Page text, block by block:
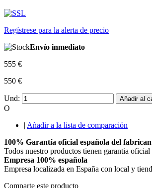
Regístrese para la alerta de precio
Envío inmediato
555 €
550 €
Und: Añadir al
O
| Añadir a la lista de comparación
100% Garantía oficial española del
Todos nuestro productos tienen garantia oficial
Empresa 100% española
Empresa localizada en España con local y
Comparte este producto